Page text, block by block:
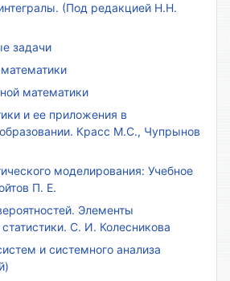
(Под редакцией Н.Н.
задачи
математики
и ее приложения в
Красс М.С., Чупрынов
моделирования: Учебное
П. Е.
Элементы
С. И. Колесникова
и системного анализа